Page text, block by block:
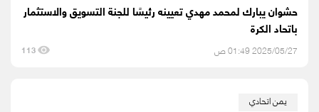
حشوان يبارك لمحمد مهدي تعيينه رئيسًا للجنة التسويق والاستثمار
باتحاد الكرة
2025/05/27 01:49 ص 113
يمن اتحادي